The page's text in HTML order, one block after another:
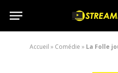
Accueil » Comédie » La Folle